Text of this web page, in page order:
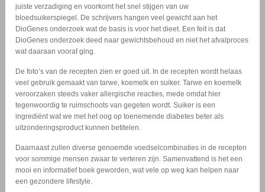
juiste verzadiging en voorkomt het snel stijgen van uw
bloedsuikerspiegel. De schrijvers hangen veel gewicht aan het
DioGenes onderzoek wat de basis is voor het dieet. Een feit is dat
DioGenes onderzoek deed naar gewichtsbehoud en niet het afvalproces
wat daaraan vooraf ging.
De foto’s van de recepten zien er goed uit. In de recepten wordt helaas
veel gebruik gemaakt van tarwe, koemelk en suiker. Tarwe en koemelk
veroorzaken steeds vaker allergische reacties, mede omdat hier
tegenwoordig te ruimschoots van gegeten wordt. Suiker is een
ingrediënt wat we met het oog op toenemende diabetes beter als
uitzonderingsproduct kunnen betitelen.
Daarnaast zullen diverse genoemde voedselcombinaties in de recepten
voor sommige mensen zwaar te verteren zijn. Samenvattend is het een
mooi en informatief boek geworden, wat vele op weg kan helpen naar
een gezondere lifestyle.